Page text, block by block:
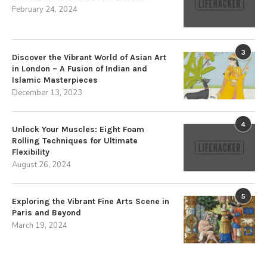
February 24, 2024
3
Discover the Vibrant World of Asian Art
in London – A Fusion of Indian and
Islamic Masterpieces
December 13, 2023
4
Unlock Your Muscles: Eight Foam
Rolling Techniques for Ultimate
Flexibility
August 26, 2024
5
Exploring the Vibrant Fine Arts Scene in
Paris and Beyond
March 19, 2024